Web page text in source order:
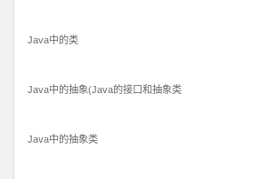
Java中的类
Java中的抽象(Java的接口和抽象类
Java中的抽象类